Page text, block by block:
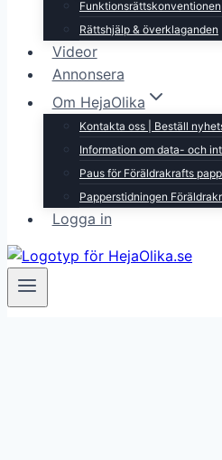
Funktionsrättskonventionen
Rättshjälp & överklaganden
Videor
Annonsera
Om HejaOlika
Kontakta oss | Beställ
Information om data- och
Paus för Föräldrakrafts
Papperstidningen
Logga in